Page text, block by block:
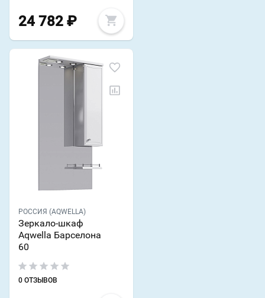
24 782 ₽
РОССИЯ (AQWELLA)
Зеркало-шкаф
Aqwella Барселона
60
0 ОТЗЫВОВ